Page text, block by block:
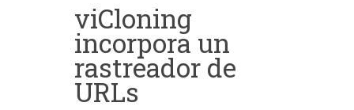
viCloning
incorpora un
rastreador de
URLs